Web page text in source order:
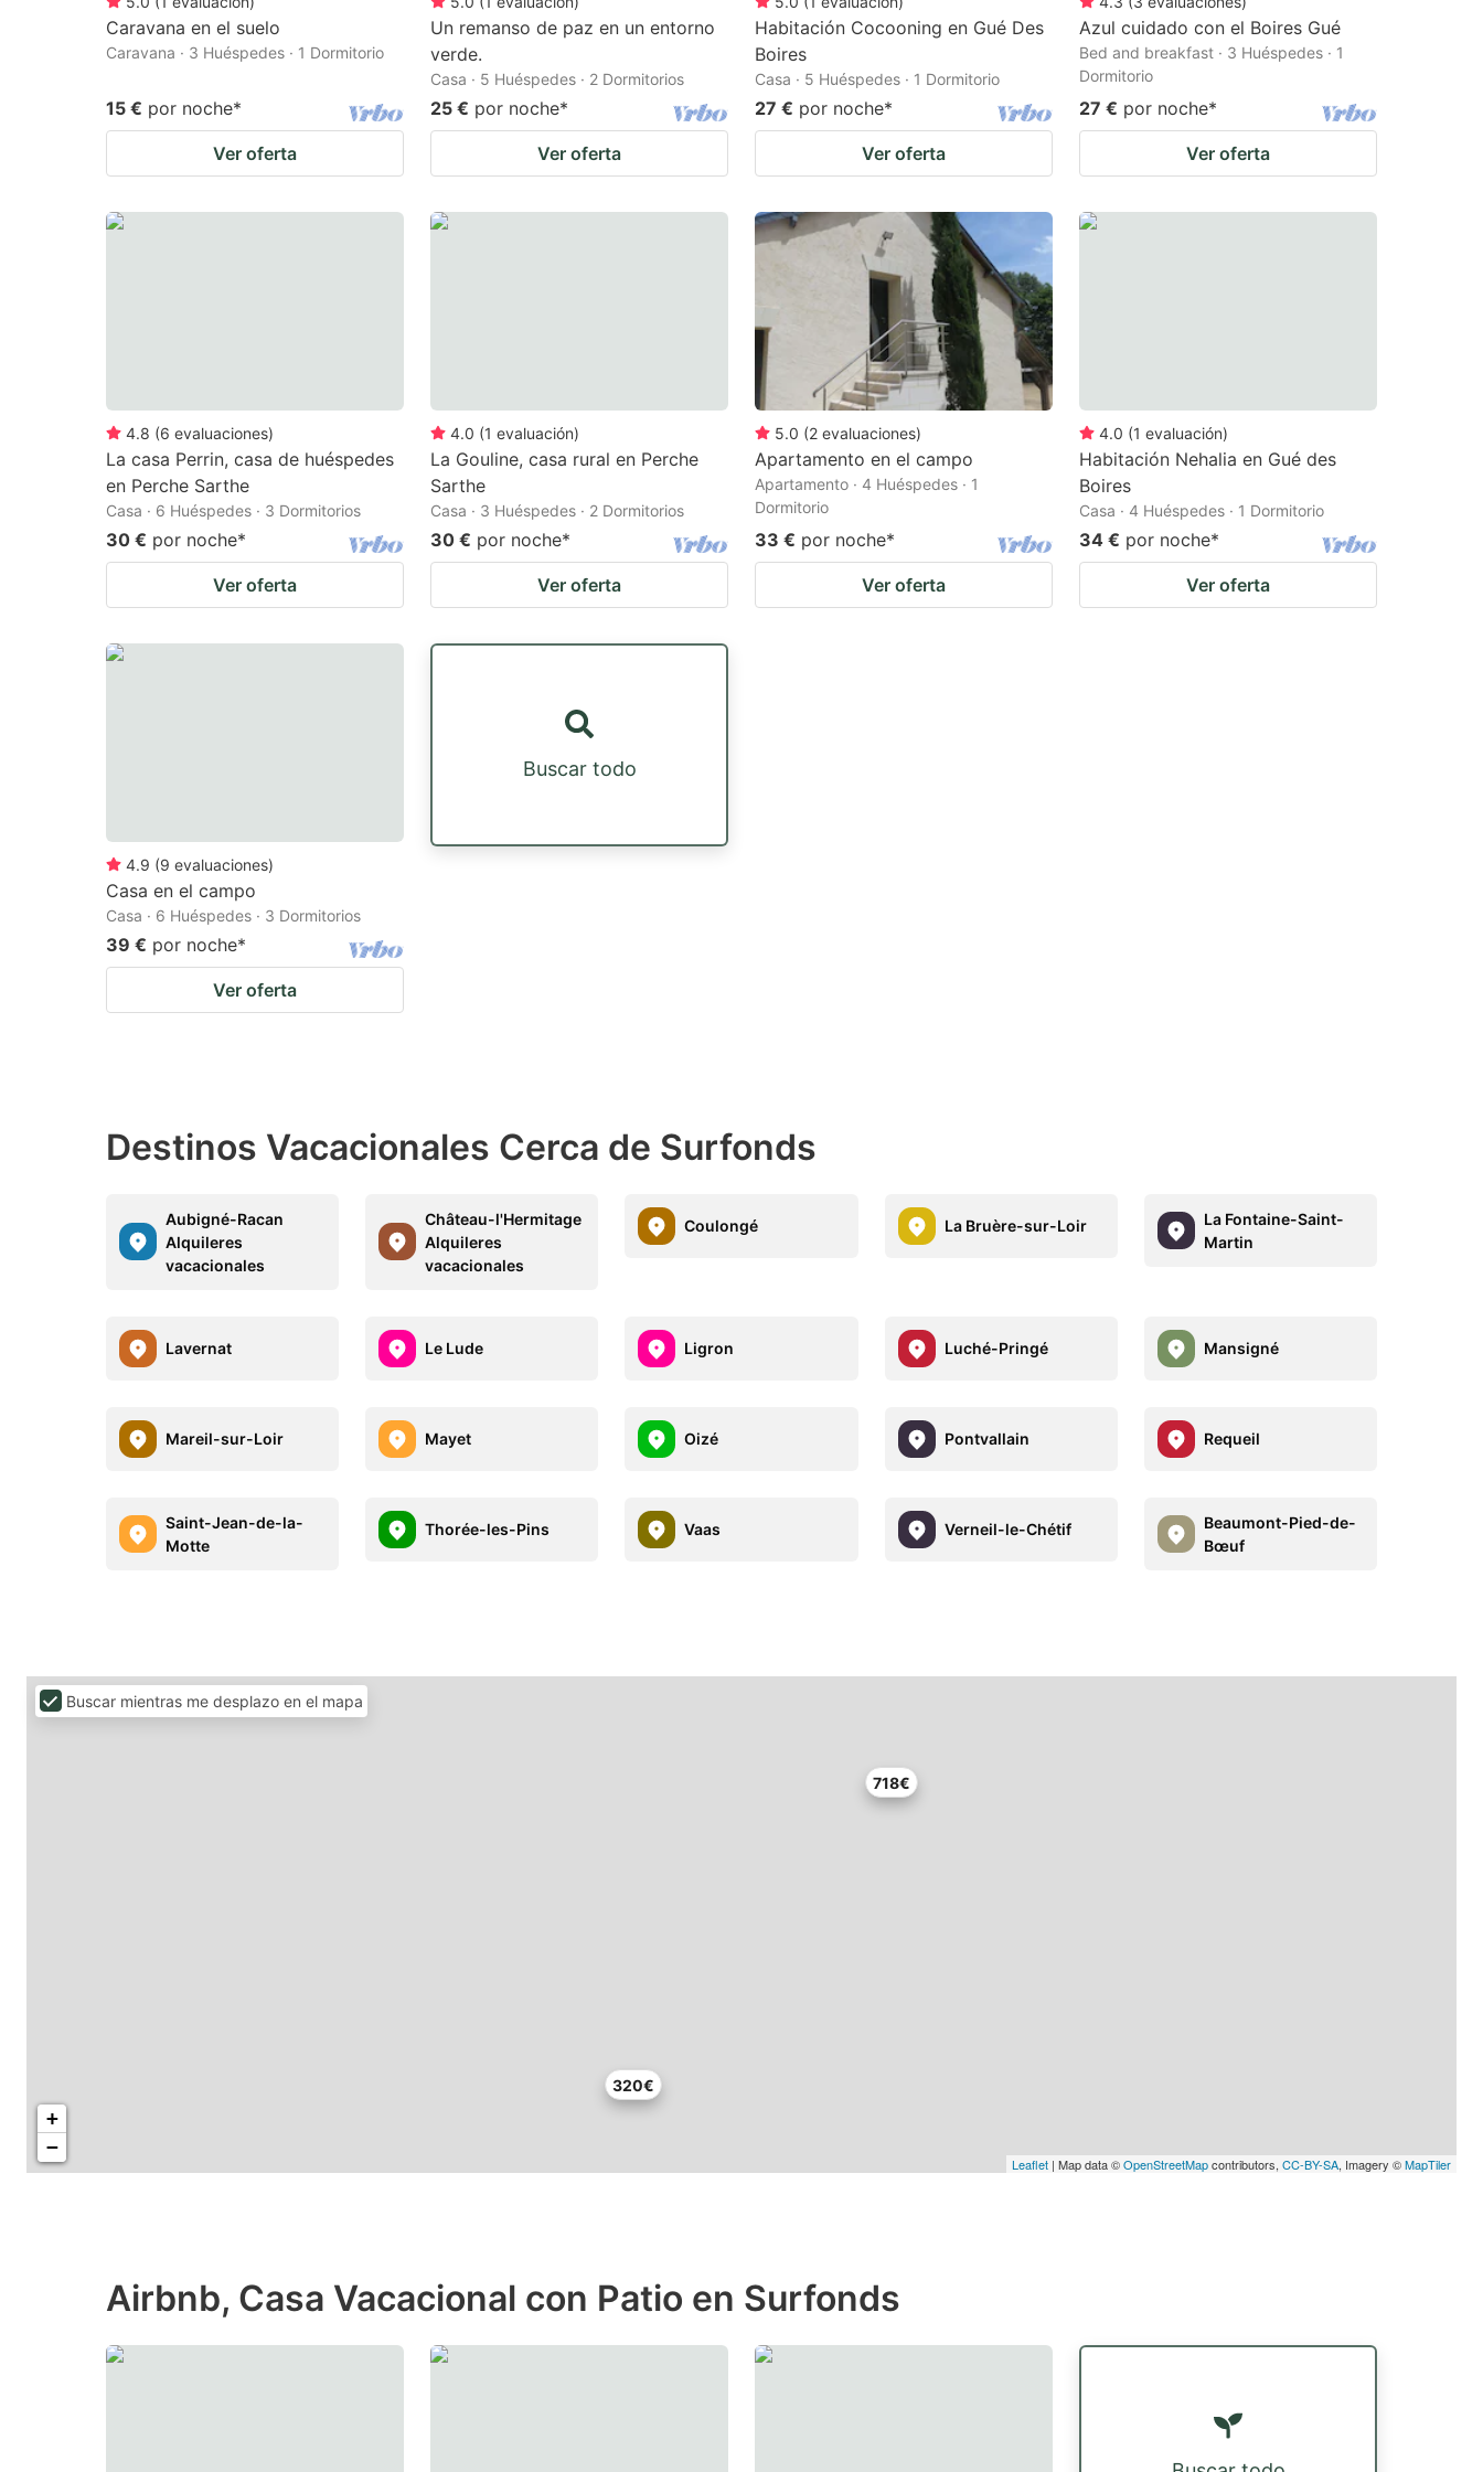
Caravana en el suelo
Caravana · 3 Huéspedes · 1 Dormitorio
15 € por noche*
Ver oferta
Un remanso de paz en un entorno
verde.
Casa · 5 Huéspedes · 2 Dormitorios
25 € por noche*
Ver oferta
Habitación Cocooning en Gué Des
Boires
Casa · 5 Huéspedes · 1 Dormitorio
27 € por noche*
Ver oferta
Azul cuidado con el Boires Gué
Bed and breakfast · 3 Huéspedes · 1
Dormitorio
27 € por noche*
Ver oferta
4.8 (6 evaluaciones)
La casa Perrin, casa de huéspedes
en Perche Sarthe
Casa · 6 Huéspedes · 3 Dormitorios
30 € por noche*
Ver oferta
4.0 (1 evaluación)
La Gouline, casa rural en Perche
Sarthe
Casa · 3 Huéspedes · 2 Dormitorios
30 € por noche*
Ver oferta
5.0 (2 evaluaciones)
Apartamento en el campo
Apartamento · 4 Huéspedes · 1
Dormitorio
33 € por noche*
Ver oferta
4.0 (1 evaluación)
Habitación Nehalia en Gué des
Boires
Casa · 4 Huéspedes · 1 Dormitorio
34 € por noche*
Ver oferta
4.9 (9 evaluaciones)
Casa en el campo
Casa · 6 Huéspedes · 3 Dormitorios
39 € por noche*
Ver oferta
Buscar todo
Destinos Vacacionales Cerca de Surfonds
Aubigné-Racan
Alquileres
vacacionales
Château-l'Hermitage
Alquileres
vacacionales
Coulongé La Bruère-sur-Loir
La Fontaine-Saint-
Martin
Lavernat Le Lude Ligron Luché-Pringé Mansigné
Mareil-sur-Loir Mayet Oizé Pontvallain Requeil
Saint-Jean-de-la-
Motte
Thorée-les-Pins Vaas Verneil-le-Chétif
Beaumont-Pied-de-
Bœuf
718€
320€
+
−
Leaflet | Map data ©OpenStreetMapcontributors, CC-BY-SA, Imagery ©MapTiler
Buscar mientras me desplazo en el mapa
Airbnb, Casa Vacacional con Patio en Surfonds